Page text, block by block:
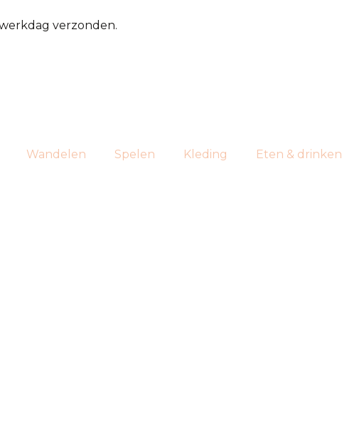
verzonden.
Wandelen Spelen Kleding Eten & drinken